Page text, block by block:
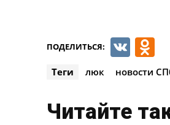
ПОДЕЛИТЬСЯ: VK
Теги люк новости
Читайте